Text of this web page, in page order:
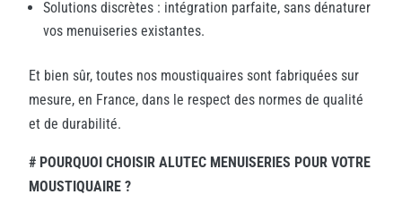
Solutions discrètes : intégration parfaite, sans dénaturer
vos menuiseries existantes.
Et bien sûr, toutes nos moustiquaires sont fabriquées sur
mesure, en France, dans le respect des normes de qualité
et de durabilité.
# POURQUOI CHOISIR ALUTEC MENUISERIES POUR VOTRE
MOUSTIQUAIRE ?